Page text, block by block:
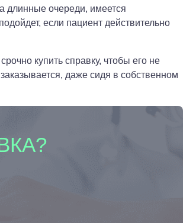
длинные очереди, имеется
если пациент действительно
купить справку, чтобы его не
даже сидя в собственном